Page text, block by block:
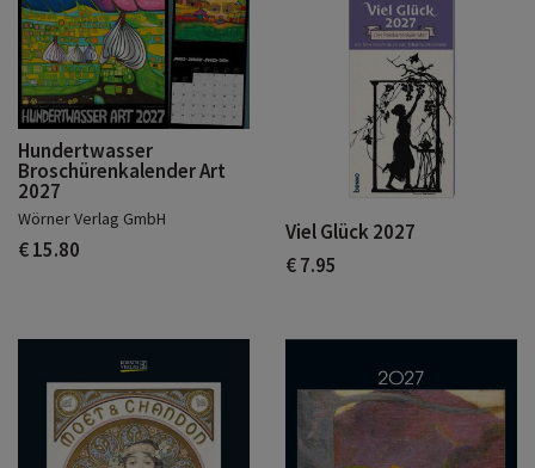
Hundertwasser
Broschürenkalender Art
2027
Wörner Verlag GmbH
€ 15.80
Viel Glück 2027
€ 7.95